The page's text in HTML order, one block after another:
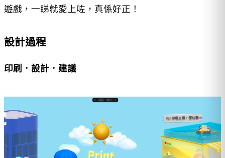
遊戲，一睇就愛上咗，真係好正！
設計過程
印刷．設計．建議